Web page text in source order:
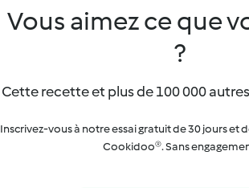
Vous aimez ce que
?
Cette recette et plus de 100 000
Inscrivez-vous à notre essai gratuit de 30 jours et
Cookidoo®. Sans